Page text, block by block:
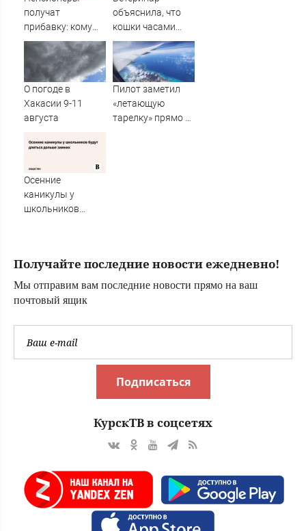
получат
прибавку: кому
придут
дополнительные
выплаты с 1
сентября
объяснила, что
кошки часами
смотрят в пустые
углы не из-за
призраков
О погоде в
Хакасии 9-11
августа
Пилот заметил
«летающую
тарелку» прямо у
Осенние
каникулы у
школьников
Получайте последние новости ежедневно!
Мы отправим вам последние новости прямо на ваш
почтовый ящик
Подписаться
КурскТВ в соцсетях